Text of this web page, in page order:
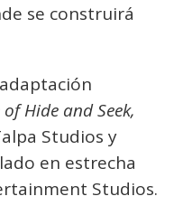
se construirá
of Hide and Seek,
Studios y
en estrecha
Studios.